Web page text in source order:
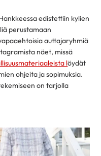
edistettiin kylien
perustamaan
auttajaryhmiä
näet, missä
löydät
ohjeita ja sopimuksia.
on tarjolla